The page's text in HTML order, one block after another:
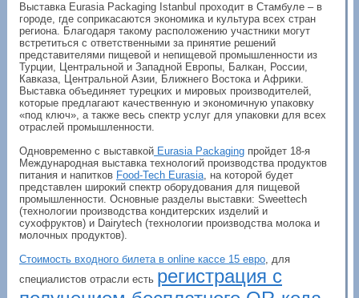
Выставка Eurasia Packaging Istanbul проходит в Стамбуле – в
городе, где соприкасаются экономика и культура всех стран
региона. Благодаря такому расположению участники могут
встретиться с ответственными за принятие решений
представителями пищевой и непищевой промышленности из
Турции, Центральной и Западной Европы, Балкан, России,
Кавказа, Центральной Азии, Ближнего Востока и Африки.
Выставка объединяет турецких и мировых производителей,
которые предлагают качественную и экономичную упаковку
«под ключ», а также весь спектр услуг для упаковки для всех
отраслей промышленности.
Одновременно с выставкой Eurasia Packaging пройдет 18-я
Международная выставка технологий производства продуктов
питания и напитков Food-Tech Eurasia, на которой будет
представлен широкий спектр оборудования для пищевой
промышленности. Основные разделы выставки: Sweettech
(технологии производства кондитерских изделий и
сухофруктов) и Dairytech (технологии производства молока и
молочных продуктов).
Стоимость входного билета в online кассе 15 евро, для
специалистов отрасли есть регистрация с